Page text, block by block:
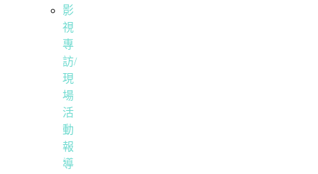
影
視
專
訪/
現
場
活
動
報
導